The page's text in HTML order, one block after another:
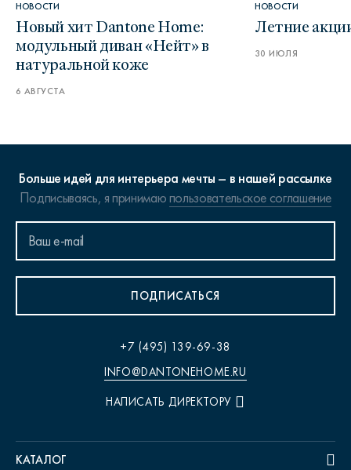
НОВОСТИ
Новый хит Dantone Home:
модульный диван «Нейт» в
натуральной коже
6 АВГУСТА
НОВОСТИ
Летние
30 ИЮЛЯ
Больше идей для интерьера мечты – в нашей рассылке
Подписываясь, я принимаюпользовательское соглашение
ПОДПИСАТЬСЯ
+7 (495) 139-69-38
INFO@DANTONEHOME.RU
НАПИСАТЬ ДИРЕКТОРУ
КАТАЛОГ